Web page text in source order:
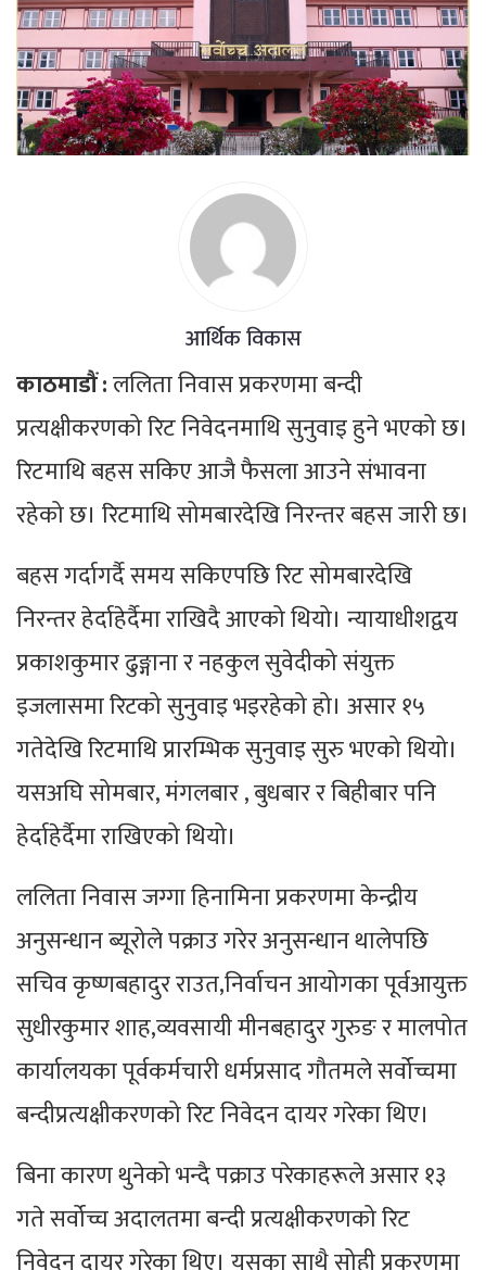
आर्थिक विकास
काठमाडौं :ललिता निवास प्रकरणमा बन्दी
प्रत्यक्षीकरणको रिट निवेदनमाथि सुनुवाइ हुने भएको छ।
रिटमाथि बहस सकिए आजै फैसला आउने संभावना
रहेको छ। रिटमाथि सोमबारदेखि निरन्तर बहस जारी छ।
बहस गर्दागर्दै समय सकिएपछि रिट सोमबारदेखि
निरन्तर हेर्दाहेर्दैमा राखिदै आएको थियो। न्यायाधीशद्वय
प्रकाशकुमार ढुङ्गाना र नहकुल सुवेदीको संयुक्त
इजलासमा रिटको सुनुवाइ भइरहेको हो। असार १५
गतेदेखि रिटमाथि प्रारम्भिक सुनुवाइ सुरु भएको थियो।
यसअघि सोमबार, मंगलबार , बुधबार र बिहीबार पनि
हेर्दाहेर्दैमा राखिएको थियो।
ललिता निवास जग्गा हिनामिना प्रकरणमा केन्द्रीय
अनुसन्धान ब्यूरोले पक्राउ गरेर अनुसन्धान थालेपछि
सचिव कृष्णबहादुर राउत,निर्वाचन आयोगका पूर्वआयुक्त
सुधीरकुमार शाह,व्यवसायी मीनबहादुर गुरुङ र मालपोत
कार्यालयका पूर्वकर्मचारी धर्मप्रसाद गौतमले सर्वोच्चमा
बन्दीप्रत्यक्षीकरणको रिट निवेदन दायर गरेका थिए।
बिना कारण थुनेको भन्दै पक्राउ परेकाहरूले असार १३
गते सर्वोच्च अदालतमा बन्दी प्रत्यक्षीकरणको रिट